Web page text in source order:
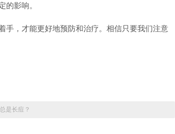
的影响。
手，才能更好地预防和治疗。相信只要我们注意
是长痘？